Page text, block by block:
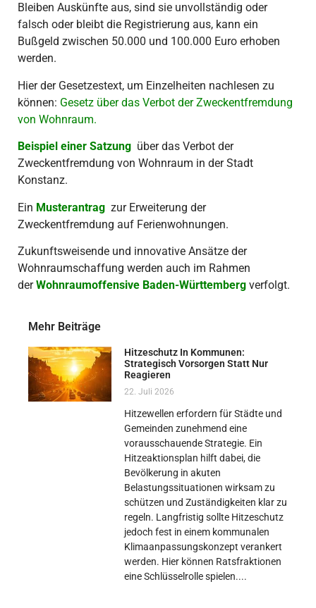
Bleiben Auskünfte aus, sind sie unvollständig oder
falsch oder bleibt die Registrierung aus, kann ein
Bußgeld zwischen 50.000 und 100.000 Euro erhoben
werden.
Hier der Gesetzestext, um Einzelheiten nachlesen zu
können: Gesetz über das Verbot der Zweckentfremdung
von Wohnraum.
Beispiel einer Satzung über das Verbot der
Zweckentfremdung von Wohnraum in der Stadt
Konstanz.
Ein Musterantrag zur Erweiterung der
Zweckentfremdung auf Ferienwohnungen.
Zukunftsweisende und innovative Ansätze der
Wohnraumschaffung werden auch im Rahmen
derWohnraumoffensive Baden-Württemberg verfolgt.
Mehr Beiträge
Hitzeschutz In Kommunen:
Strategisch Vorsorgen Statt Nur
Reagieren
22. Juli 2026
Hitzewellen erfordern für Städte und
Gemeinden zunehmend eine
vorausschauende Strategie. Ein
Hitzeaktionsplan hilft dabei, die
Bevölkerung in akuten
Belastungssituationen wirksam zu
schützen und Zuständigkeiten klar zu
regeln. Langfristig sollte Hitzeschutz
jedoch fest in einem kommunalen
Klimaanpassungskonzept verankert
werden. Hier können Ratsfraktionen
eine Schlüsselrolle spielen.